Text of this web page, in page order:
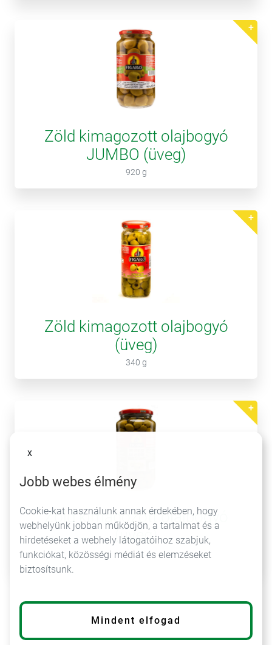
Zöld kimagozott olajbogyó
JUMBO (üveg)
920 g
Zöld kimagozott olajbogyó
(üveg)
340 g
Zöld kimagozott olajbogyó
(üveg)
920 g
x
Jobb webes élmény
Cookie-kat használunk annak érdekében, hogy
webhelyünk jobban működjön, a tartalmat és a
hirdetéseket a webhely látogatóihoz szabjuk,
funkciókat, közösségi médiát és elemzéseket
biztosítsunk.
Mindent elfogad